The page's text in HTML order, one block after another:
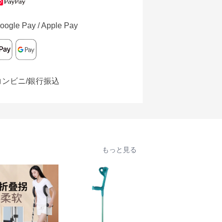
Pay / Apple Pay
ンビニ/銀行振込
もっと見る